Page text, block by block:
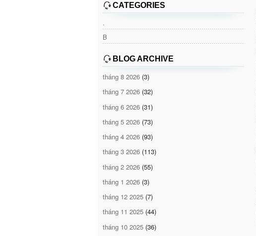
CATEGORIES
.
B
BLOG ARCHIVE
tháng 8 2026 (3)
tháng 7 2026 (32)
tháng 6 2026 (31)
tháng 5 2026 (73)
tháng 4 2026 (93)
tháng 3 2026 (113)
tháng 2 2026 (55)
tháng 1 2026 (3)
tháng 12 2025 (7)
tháng 11 2025 (44)
tháng 10 2025 (36)